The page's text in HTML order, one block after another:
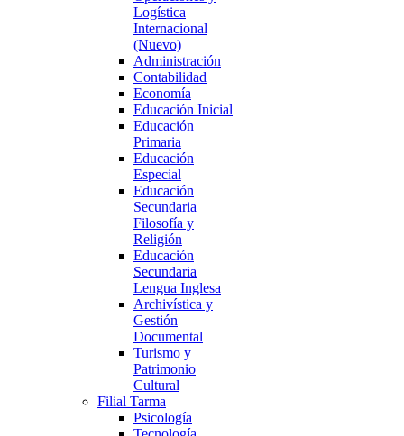
Logística
Internacional
(Nuevo)
Administración
Contabilidad
Economía
Educación Inicial
Educación
Primaria
Educación
Especial
Educación
Secundaria
Filosofía y
Religión
Educación
Secundaria
Lengua Inglesa
Archivística y
Gestión
Documental
Turismo y
Patrimonio
Cultural
Filial Tarma
Psicología